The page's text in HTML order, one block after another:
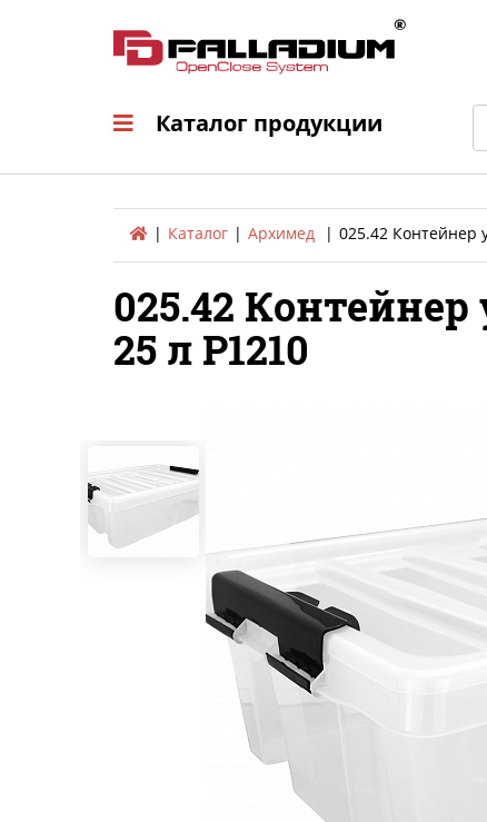
Каталог
Каталог продукции
Каталог Архимед 025.42 Контейнер
025.42
25 л Р1210